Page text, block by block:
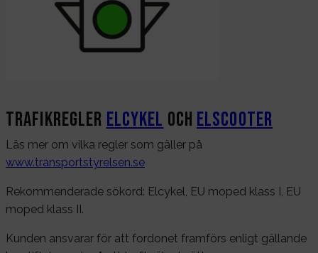
Trafikregler Elcykel och Elscooter
Läs mer om vilka regler som gäller på
www.transportstyrelsen.se
Rekommenderade sökord: Elcykel, EU moped klass I, EU
moped klass II.
Kunden ansvarar för att fordonet framförs enligt gällande